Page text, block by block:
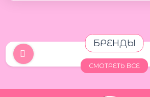
БРЕНДЫ
СМОТРЕТЬ ВСЕ